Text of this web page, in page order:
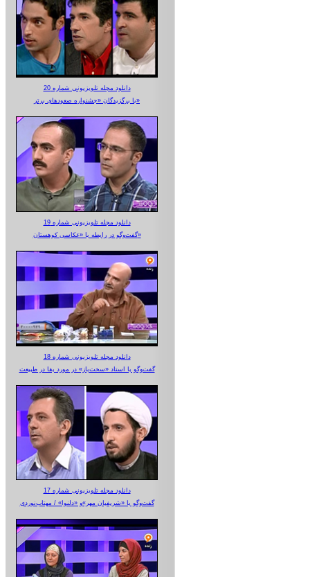
دانلود مجله تلویزیونی شماره 20
با برگزیدگان «جشنواره صعودهای برتر»
دانلود مجله تلویزیونی شماره 19
گفت‌وگو در رابطه با «عکاسی کوهستان»
دانلود مجله تلویزیونی شماره 18
گفت‌وگو با استاد «سخت‌باز» در مورد بقا در طبیعت
دانلود مجله تلویزیونی شماره 17
گفت‌وگو با «شریفیان مهر»‌و «دلنوا» / مهتاب‌نوردی